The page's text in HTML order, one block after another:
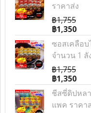
ราคาส่ง
฿1,755
฿1,350
ซอสเคลือบ
จำนวน 1 ลั
฿1,755
฿1,350
ชีสซี่ดิปหล
แพค ราคา